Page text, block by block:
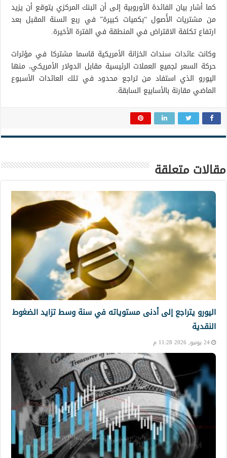
كما أشار بيان الفائدة الأوروبية إلى أن البنك المركزي يتوقع أن يزيد
من مشتريات الأًصول “بكميات كبيرة” في ربع السنة المقبل بعد
ارتفاع تكلفة الاقتراض في المنطقة في الفترة الأخيرة.
وكانت عائدات سندات الخزانة الأمريكية قاسما مشتركا في مؤثرات
حركة السعر لجميع العملات الرئيسية مقابل الدولار الأمريكي، منها
اليورو الذي استفاد من تراجع محدود في تلك العائدات الأسبوع
الماضي مقارنة بالأسابيع السابقة.
مقالات متعلقة
اليورو يتراجع إلى أدنى مستوياته في سنة وسط تزايد الضغوط
النقدية
24 يونيو, 2026 11:28 م